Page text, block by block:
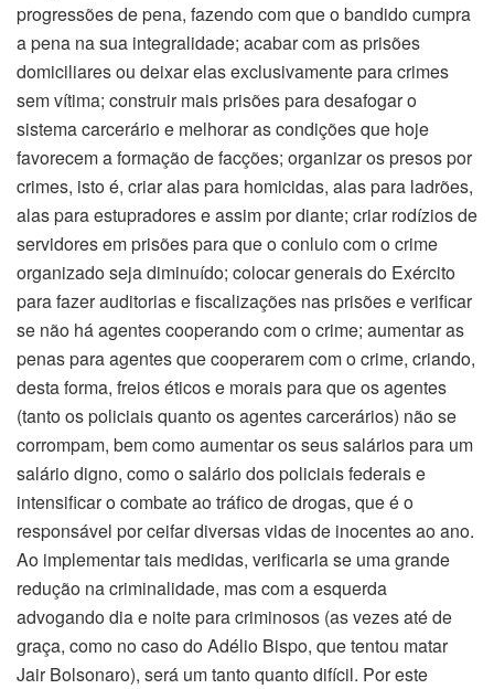
progressões de pena, fazendo com que o bandido cumpra
a pena na sua integralidade; acabar com as prisões
domiciliares ou deixar elas exclusivamente para crimes
sem vítima; construir mais prisões para desafogar o
sistema carcerário e melhorar as condições que hoje
favorecem a formação de facções; organizar os presos por
crimes, isto é, criar alas para homicidas, alas para ladrões,
alas para estupradores e assim por diante; criar rodízios de
servidores em prisões para que o conluio com o crime
organizado seja diminuído; colocar generais do Exército
para fazer auditorias e fiscalizações nas prisões e verificar
se não há agentes cooperando com o crime; aumentar as
penas para agentes que cooperarem com o crime, criando,
desta forma, freios éticos e morais para que os agentes
(tanto os policiais quanto os agentes carcerários) não se
corrompam, bem como aumentar os seus salários para um
salário digno, como o salário dos policiais federais e
intensificar o combate ao tráfico de drogas, que é o
responsável por ceifar diversas vidas de inocentes ao ano.
Ao implementar tais medidas, verificaria se uma grande
redução na criminalidade, mas com a esquerda
advogando dia e noite para criminosos (as vezes até de
graça, como no caso do Adélio Bispo, que tentou matar
Jair Bolsonaro), será um tanto quanto difícil. Por este